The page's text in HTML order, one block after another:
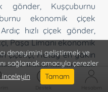
gönder, Kuşçuburnu
ekonomik çiçek
Ardıç hızlı çiçek gönder
,Paşa Limanı ekonomik
çiçekçi,Hatay en yakın
,İskele kaliteli çiçek
,Çeşme Altı hesaplı
Destek Hesabım
deneyimini geliştirmek ve
sağlamak amacıyla çerezler
inceleyin Tamam